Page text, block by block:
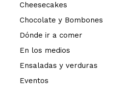
Cheesecakes
Chocolate y Bombones
Dónde ir a comer
En los medios
Ensaladas y verduras
Eventos